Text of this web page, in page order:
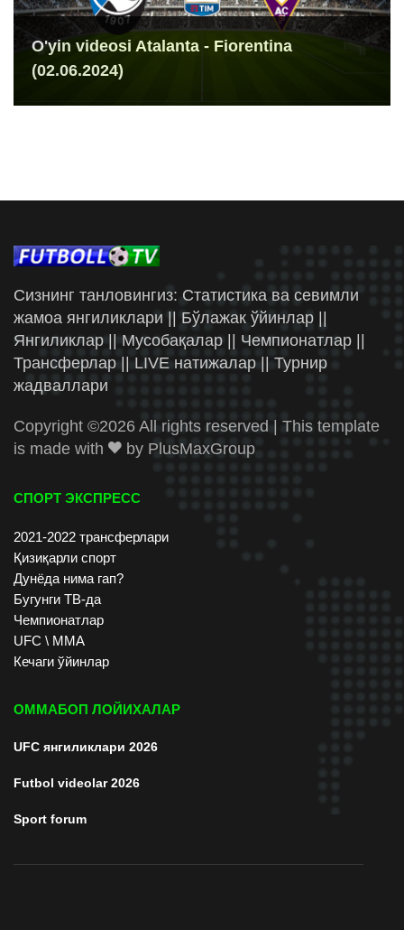
O'yin videosi Atalanta - Fiorentina
(02.06.2024)
Сизнинг танловингиз: Статистика ва севимли
жамоа янгиликлари || Бўлажак ўйинлар ||
Янгиликлар || Мусобақалар || Чемпионатлар ||
Трансферлар || LIVE натижалар || Турнир
жадваллари
Copyright ©2026 All rights reserved | This template
is made with
by PlusMaxGroup
СПОРТ ЭКСПРЕСС
2021-2022 трансферлари
Қизиқарли спорт
Дунёда нима гап?
Бугунги ТВ-да
Чемпионатлар
UFC \ ММА
Кечаги ўйинлар
ОММАБОП ЛОЙИХАЛАР
UFC янгиликлари 2026
Futbol videolar 2026
Sport forum